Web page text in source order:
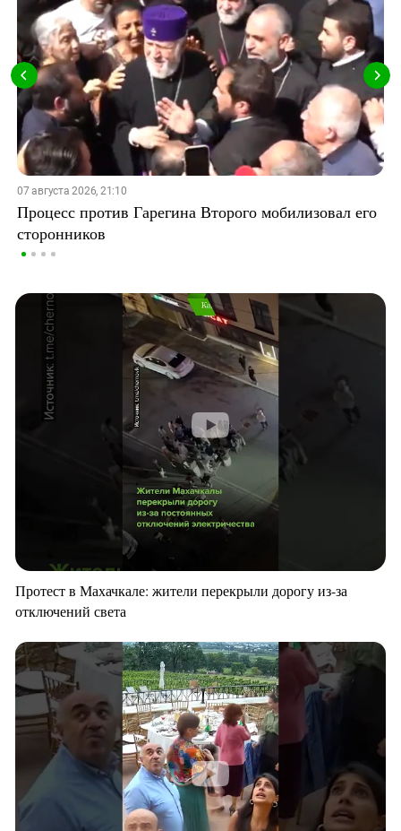
07 августа 2026, 21:10
Процесс против Гарегина Второго мобилизовал его
сторонников
Протест в Махачкале: жители перекрыли дорогу из-за
отключений света